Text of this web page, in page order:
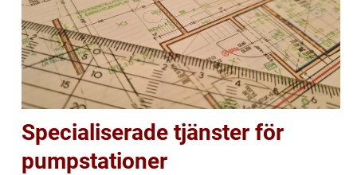
Specialiserade tjänster för
pumpstationer